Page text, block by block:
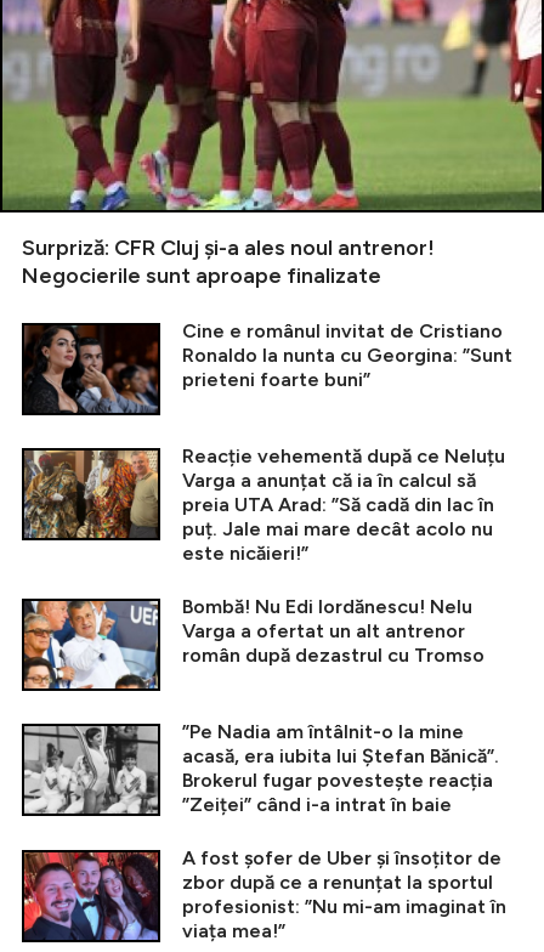
Surpriză: CFR Cluj și-a ales noul antrenor!
Negocierile sunt aproape finalizate
Cine e românul invitat de Cristiano
Ronaldo la nunta cu Georgina: ”Sunt
prieteni foarte buni”
Reacție vehementă după ce Neluțu
Varga a anunțat că ia în calcul să
preia UTA Arad: ”Să cadă din lac în
puț. Jale mai mare decât acolo nu
este nicăieri!”
Bombă! Nu Edi Iordănescu! Nelu
Varga a ofertat un alt antrenor
român după dezastrul cu Tromso
”Pe Nadia am întâlnit-o la mine
acasă, era iubita lui Ștefan Bănică”.
Brokerul fugar povestește reacția
”Zeiței” când i-a intrat în baie
A fost șofer de Uber și însoțitor de
zbor după ce a renunțat la sportul
profesionist: ”Nu mi-am imaginat în
viața mea!”